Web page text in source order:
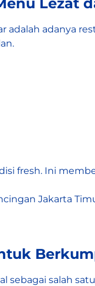
adalah adanya
fresh. Ini
Jakarta
salah